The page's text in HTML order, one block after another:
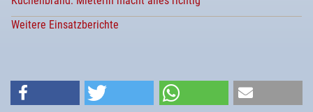
Weitere Einsatzberichte